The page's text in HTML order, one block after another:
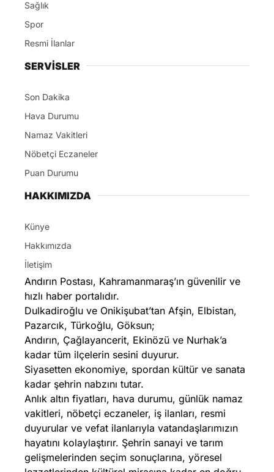
Sağlık
Spor
Resmi İlanlar
SERVİSLER
Son Dakika
Hava Durumu
Namaz Vakitleri
Nöbetçi Eczaneler
Puan Durumu
HAKKIMIZDA
Künye
Hakkımızda
İletişim
Andırın Postası, Kahramanmaraş’ın güvenilir ve
hızlı haber portalıdır.
Dulkadiroğlu ve Onikişubat’tan Afşin, Elbistan,
Pazarcık, Türkoğlu, Göksun;
Andırın, Çağlayancerit, Ekinözü ve Nurhak’a
kadar tüm ilçelerin sesini duyurur.
Siyasetten ekonomiye, spordan kültür ve sanata
kadar şehrin nabzını tutar.
Anlık altın fiyatları, hava durumu, günlük namaz
vakitleri, nöbetçi eczaneler, iş ilanları, resmi
duyurular ve vefat ilanlarıyla vatandaşlarımızın
hayatını kolaylaştırır. Şehrin sanayi ve tarım
gelişmelerinden seçim sonuçlarına, yöresel